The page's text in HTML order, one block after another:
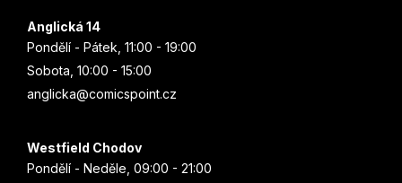
Anglická 14
Pondělí - Pátek, 11:00 - 19:00
Sobota, 10:00 - 15:00
anglicka@comicspoint.cz
Westfield Chodov
Pondělí - Neděle, 09:00 - 21:00